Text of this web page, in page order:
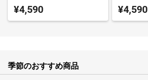
¥4,590 ¥4,590
季節のおすすめ商品